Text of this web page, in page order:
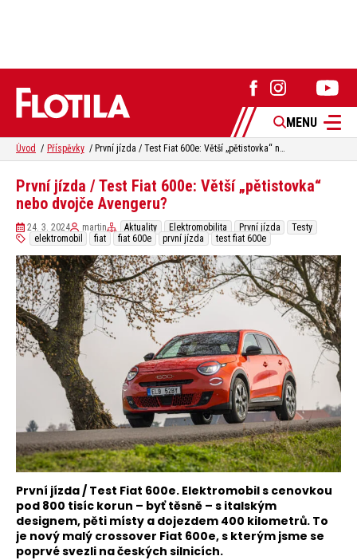
MENU
Úvod Příspěvky První jízda / Test Fiat 600e: Větší „pětistovka“ nebo dvojče Avengeru?
První jízda / Test Fiat 600e: Větší „pětistovka“
nebo dvojče Avengeru?
24. 3. 2024 martin Aktuality Elektromobilita První jízda
Testy
elektromobil
fiat fiat 600e první jízda test fiat 600e
První jízda / Test Fiat 600e. Elektromobil s cenovkou
pod 800 tisíc korun – byť těsně – s italským
designem, pěti místy a dojezdem 400 kilometrů. To
je nový malý crossover Fiat 600e, s kterým jsme se
poprvé svezli na českých silnicích.